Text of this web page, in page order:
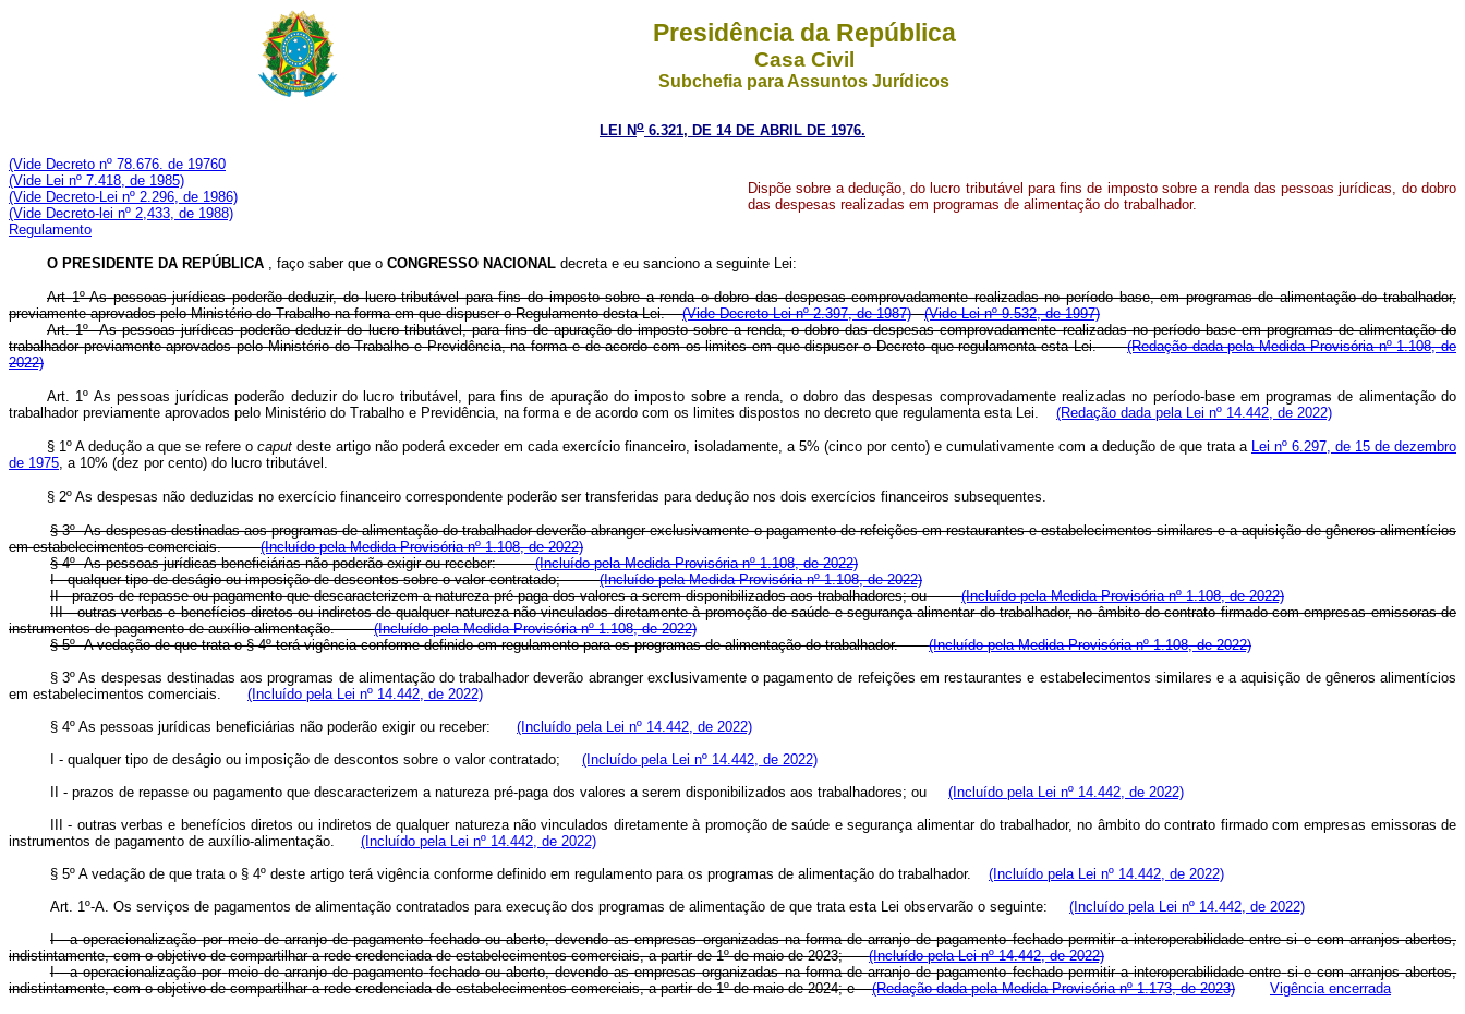
Presidência da República
Casa Civil
Subchefia para Assuntos Jurídicos
LEI No 6.321, DE 14 DE ABRIL DE 1976.
(Vide Decreto nº 78.676. de 19760
(Vide Lei nº 7.418, de 1985)
(Vide Decreto-Lei nº 2.296, de 1986)
(Vide Decreto-lei nº 2,433, de 1988)
Regulamento
Dispõe sobre a dedução, do lucro tributável para fins de imposto sobre a renda das pessoas jurídicas, do dobro
das despesas realizadas em programas de alimentação do trabalhador.
O PRESIDENTE DA REPÚBLICA , faço saber que o CONGRESSO NACIONAL decreta e eu sanciono a seguinte Lei:
Art 1º As pessoas jurídicas poderão deduzir, do lucro tributável para fins do imposto sobre a renda o dobro das despesas comprovadamente realizadas no período base, em programas de alimentação do trabalhador,
previamente aprovados pelo Ministério do Trabalho na forma em que dispuser o Regulamento desta Lei.(Vide Decreto-Lei nº 2.397, de 1987)
(Vide Lei nº 9.532, de 1997)
Art. 1º As pessoas jurídicas poderão deduzir do lucro tributável, para fins de apuração do imposto sobre a renda, o dobro das despesas comprovadamente realizadas no período base em programas de alimentação do
trabalhador previamente aprovados pelo Ministério do Trabalho e Previdência, na forma e de acordo com os limites em que dispuser o Decreto que regulamenta esta Lei.(Redação dada pela Medida Provisória nº 1.108, de
2022)
Art. 1º As pessoas jurídicas poderão deduzir do lucro tributável, para fins de apuração do imposto sobre a renda, o dobro das despesas comprovadamente realizadas no período-base em programas de alimentação do
trabalhador previamente aprovados pelo Ministério do Trabalho e Previdência, na forma e de acordo com os limites dispostos no decreto que regulamenta esta Lei. (Redação dada pela Lei nº 14.442, de 2022)
§ 1º A dedução a que se refere o caput deste artigo não poderá exceder em cada exercício financeiro, isoladamente, a 5% (cinco por cento) e cumulativamente com a dedução de que trata a Lei nº 6.297, de 15 de dezembro
de 1975, a 10% (dez por cento) do lucro tributável.
§ 2º As despesas não deduzidas no exercício financeiro correspondente poderão ser transferidas para dedução nos dois exercícios financeiros subsequentes.
§ 3º As despesas destinadas aos programas de alimentação do trabalhador deverão abranger exclusivamente o pagamento de refeições em restaurantes e estabelecimentos similares e a aquisição de gêneros alimentícios
em estabelecimentos comerciais.(Incluído pela Medida Provisória nº 1.108, de 2022)
§ 4º As pessoas jurídicas beneficiárias não poderão exigir ou receber:(Incluído pela Medida Provisória nº 1.108, de 2022)
I - qualquer tipo de deságio ou imposição de descontos sobre o valor contratado;(Incluído pela Medida Provisória nº 1.108, de 2022)
II - prazos de repasse ou pagamento que descaracterizem a natureza pré-paga dos valores a serem disponibilizados aos trabalhadores; ou(Incluído pela Medida Provisória nº 1.108, de 2022)
III - outras verbas e benefícios diretos ou indiretos de qualquer natureza não vinculados diretamente à promoção de saúde e segurança alimentar do trabalhador, no âmbito do contrato firmado com empresas emissoras de
instrumentos de pagamento de auxílio-alimentação.(Incluído pela Medida Provisória nº 1.108, de 2022)
§ 5º A vedação de que trata o § 4º terá vigência conforme definido em regulamento para os programas de alimentação do trabalhador.(Incluído pela Medida Provisória nº 1.108, de 2022)
§ 3º As despesas destinadas aos programas de alimentação do trabalhador deverão abranger exclusivamente o pagamento de refeições em restaurantes e estabelecimentos similares e a aquisição de gêneros alimentícios
em estabelecimentos comerciais. (Incluído pela Lei nº 14.442, de 2022)
§ 4º As pessoas jurídicas beneficiárias não poderão exigir ou receber: (Incluído pela Lei nº 14.442, de 2022)
I - qualquer tipo de deságio ou imposição de descontos sobre o valor contratado; (Incluído pela Lei nº 14.442, de 2022)
II - prazos de repasse ou pagamento que descaracterizem a natureza pré-paga dos valores a serem disponibilizados aos trabalhadores; ou (Incluído pela Lei nº 14.442, de 2022)
III - outras verbas e benefícios diretos ou indiretos de qualquer natureza não vinculados diretamente à promoção de saúde e segurança alimentar do trabalhador, no âmbito do contrato firmado com empresas emissoras de
instrumentos de pagamento de auxílio-alimentação. (Incluído pela Lei nº 14.442, de 2022)
§ 5º A vedação de que trata o § 4º deste artigo terá vigência conforme definido em regulamento para os programas de alimentação do trabalhador. (Incluído pela Lei nº 14.442, de 2022)
Art. 1º-A. Os serviços de pagamentos de alimentação contratados para execução dos programas de alimentação de que trata esta Lei observarão o seguinte: (Incluído pela Lei nº 14.442, de 2022)
I - a operacionalização por meio de arranjo de pagamento fechado ou aberto, devendo as empresas organizadas na forma de arranjo de pagamento fechado permitir a interoperabilidade entre si e com arranjos abertos,
indistintamente, com o objetivo de compartilhar a rede credenciada de estabelecimentos comerciais, a partir de 1º de maio de 2023;(Incluído pela Lei nº 14.442, de 2022)
I - a operacionalização por meio de arranjo de pagamento fechado ouaberto, devendo as empresas organizadas na forma de arranjo de pagamentofechado permitir a interoperabilidade entre si e com arranjos abertos,
indistintamente, com o objetivo de compartilhar a rede credenciada deestabelecimentos comerciais, a partir de 1º de maio de 2024; e(Redação dada pela Medida Provisória nº 1.173, de 2023) Vigência encerrada